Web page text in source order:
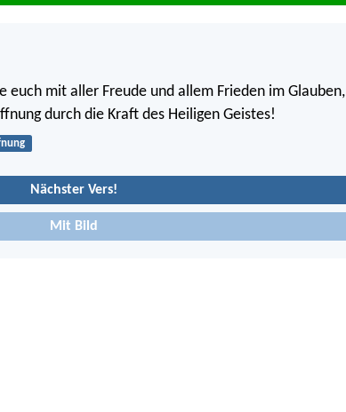
euch mit aller Freude und allem Frieden im Glauben,
durch die Kraft des Heiligen Geistes!
Nächster Vers!
Mit Bild